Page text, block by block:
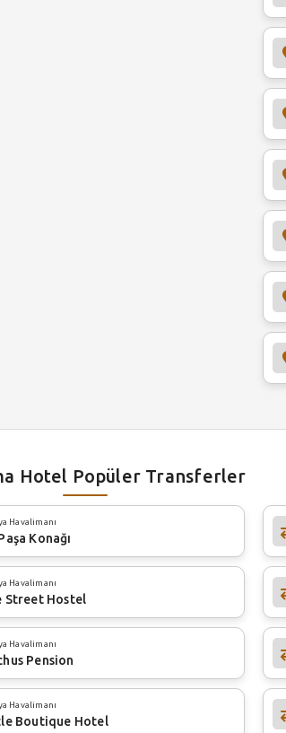
Hotel Popüler Transferler
Havalimanı
Konağı
Havalimanı
Street Hostel
Havalimanı
Pension
Havalimanı
Boutique Hotel